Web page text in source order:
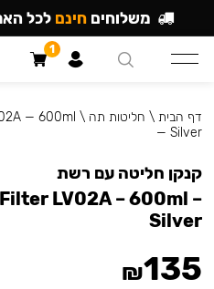
דף הבית \ חליטות תה \
— 600ml
— Silver
קנקן חליטה עם רשת
LV02A – 600ml –
Silver
₪135
משלוחים חינם לכל
1